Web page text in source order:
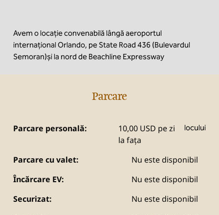
Avem o locație convenabilă lângă aeroportul
internațional Orlando, pe State Road 436 (Bulevardul
Semoran)și la nord de Beachline Expressway
Parcare
Parcare personală:
10,00 USD pe zi
la fața
locului
Parcare cu valet:
Nu este disponibil
Încărcare EV:
Nu este disponibil
Securizat:
Nu este disponibil